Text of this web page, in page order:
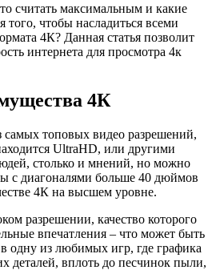
считать максимальным и какие
того, чтобы насладиться всеми
4К? Данная статья позволит
интернета для просмотра 4к
4К
самых топовых видео разрешений,
UltraHD, или другими
столько и мнений, но можно
с диагоналями больше 40 дюймов
4К на высшем уровне.
разрешении, качество которого
впечатления – что может быть
одну из любимых игр, где графика
деталей, вплоть до песчинок пыли,